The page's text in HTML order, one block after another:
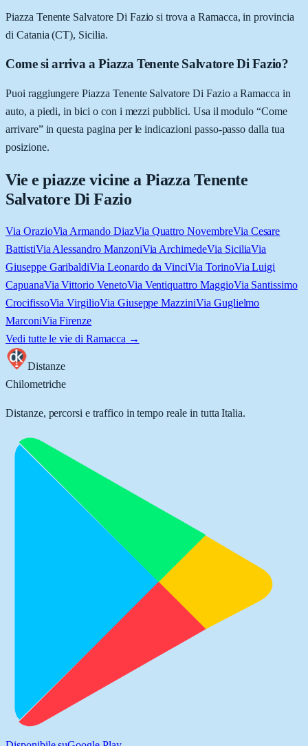
Piazza Tenente Salvatore Di Fazio si trova a Ramacca, in provincia
di Catania (CT), Sicilia.
Come si arriva a Piazza Tenente Salvatore Di Fazio?
Puoi raggiungere Piazza Tenente Salvatore Di Fazio a Ramacca in
auto, a piedi, in bici o con i mezzi pubblici. Usa il modulo “Come
arrivare” in questa pagina per le indicazioni passo-passo dalla tua
posizione.
Vie e piazze vicine a Piazza Tenente
Salvatore Di Fazio
Via OrazioVia Armando DiazVia Quattro NovembreVia Cesare
BattistiVia Alessandro ManzoniVia ArchimedeVia SiciliaVia
Giuseppe GaribaldiVia Leonardo da VinciVia TorinoVia Luigi
CapuanaVia Vittorio VenetoVia Ventiquattro MaggioVia Santissimo
CrocifissoVia VirgilioVia Giuseppe MazziniVia Guglielmo
MarconiVia Firenze
Vedi tutte le vie di Ramacca →
Distanze
Chilometriche
Distanze, percorsi e traffico in tempo reale in tutta Italia.